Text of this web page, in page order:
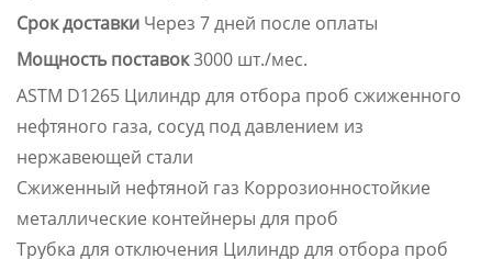
Срок доставки Через 7 дней после оплаты
Мощность поставок3000 шт./мес.
ASTM D1265 Цилиндр для отбора проб сжиженного
нефтяного газа, сосуд под давлением из
нержавеющей стали
Сжиженный нефтяной газ Коррозионностойкие
металлические контейнеры для проб
Трубка для отключения Цилиндр для отбора проб